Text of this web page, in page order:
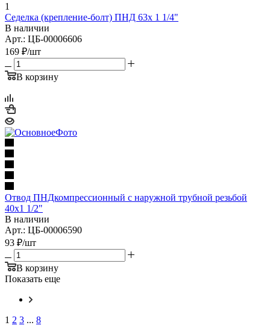
1
Седелка (крепление-болт) ПНД 63х 1 1/4"
В наличии
Арт.: ЦБ-00006606
169 ₽/шт
В корзину
Отвод ПНДкомпрессионный с наружной трубной резьбой
40х1 1/2"
В наличии
Арт.: ЦБ-00006590
93 ₽/шт
В корзину
Показать еще
1 2 3 ... 8